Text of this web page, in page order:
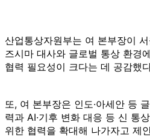
산업통상자원부는 여 본부장이
즈시마 대사와 글로벌 통상 환경
협력 필요성이 크다는 데 공감했
또, 여 본부장은 인도·아세안 등
력과 AI·기후 변화 대응 등 신 통
위한 협력을 확대해 나가자고 제